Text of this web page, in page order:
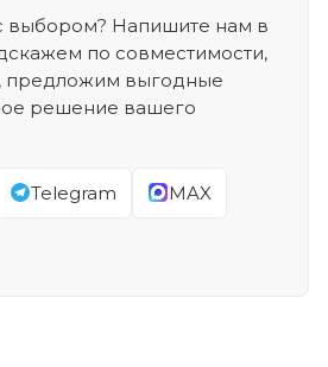
выбором? Напишите нам в
по совместимости,
предложим выгодные
решение вашего
Telegram MAX